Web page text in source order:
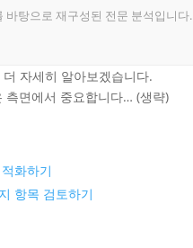
바탕으로 재구성된 전문 분석입니다.
자세히 알아보겠습니다.
측면에서 중요합니다… (생략)
화하기
항목 검토하기